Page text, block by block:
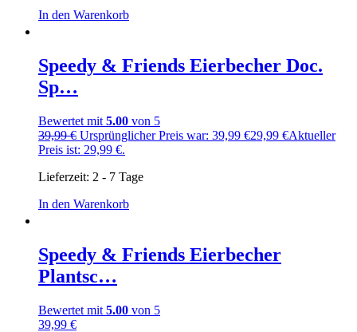
In den Warenkorb
Speedy & Friends Eierbecher Doc.
Sp…
Bewertet mit 5.00 von 5
39,99€ Ursprünglicher Preis war: 39,99 €29,99 €Aktueller
Preis ist: 29,99 €.
Lieferzeit: 2 - 7 Tage
In den Warenkorb
Speedy & Friends Eierbecher
Plantsc…
Bewertet mit 5.00 von 5
39,99 €